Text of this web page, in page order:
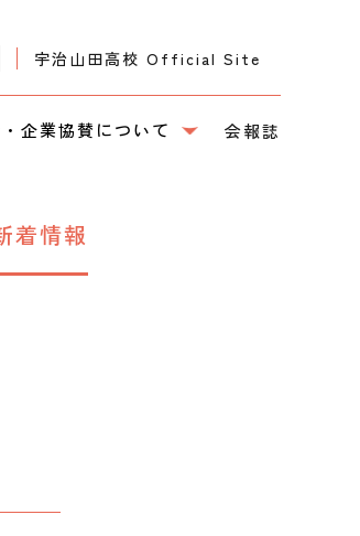
宇治山田高校 Official Site
企業協賛について 会報誌
着情報